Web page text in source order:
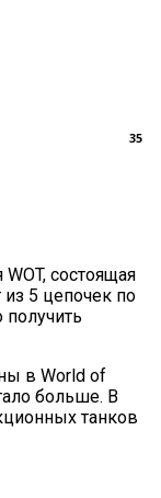
35
состоящая
из 5 цепочек по
в World of
больше. В
танков